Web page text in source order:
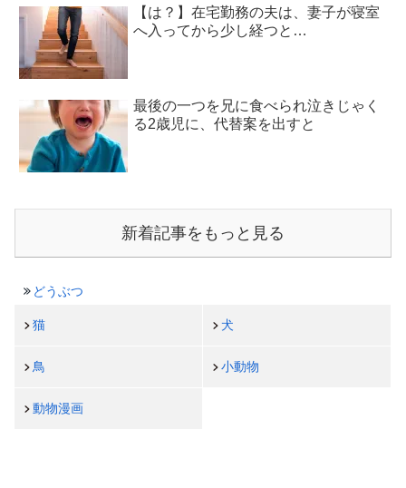
【は？】在宅勤務の夫は、妻子が寝室
へ入ってから少し経つと…
最後の一つを兄に食べられ泣きじゃく
る2歳児に、代替案を出すと
新着記事をもっと見る
どうぶつ
猫 犬
鳥 小動物
動物漫画